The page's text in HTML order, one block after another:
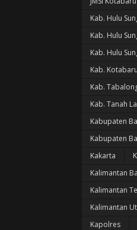
Kab. Hulu
Kab. Hulu
Kab. Hulu
Kab.
Kab.
Kab. Tanah
Kabupaten
Kabupaten
Kakarta
Kalimantan
Kalimantan
Kalimantan
Kapolres